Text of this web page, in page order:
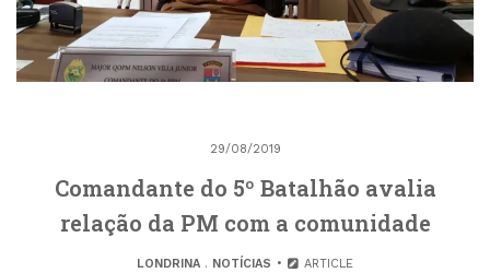
29/08/2019
Comandante do 5º Batalhão avalia
relação da PM com a comunidade
LONDRINA. NOTÍCIAS ARTICLE